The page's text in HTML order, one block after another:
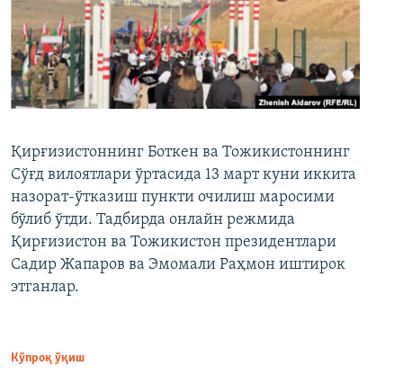
Қирғизистоннинг Боткен ва Тожикистоннинг
Сўғд вилоятлари ўртасида 13 март куни иккита
назорат-ўтказиш пункти очилиш маросими
бўлиб ўтди. Тадбирда онлайн режмида
Қирғизистон ва Тожикистон президентлари
Садир Жапаров ва Эмомали Раҳмон иштирок
этганлар.
Кўпроқ ўқиш